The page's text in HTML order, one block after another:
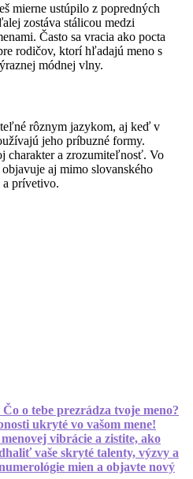
mierne ustúpilo z popredných
zostáva stálicou medzi
Často sa vracia ako pocta
rodičov, ktorí hľadajú meno s
módnej vlny.
rôznym jazykom, aj keď v
jeho príbuzné formy.
charakter a zrozumiteľnosť. Vo
aj mimo slovanského
a prívetivo.
o tebe prezrádza tvoje meno?
ukryté vo vašom mene!
vibrácie a zistite, ako
vaše skryté talenty, výzvy a
mien a objavte nový